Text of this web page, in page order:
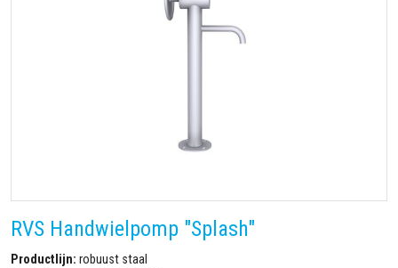
RVS Handwielpomp "Splash"
Productlijn: robuust staal